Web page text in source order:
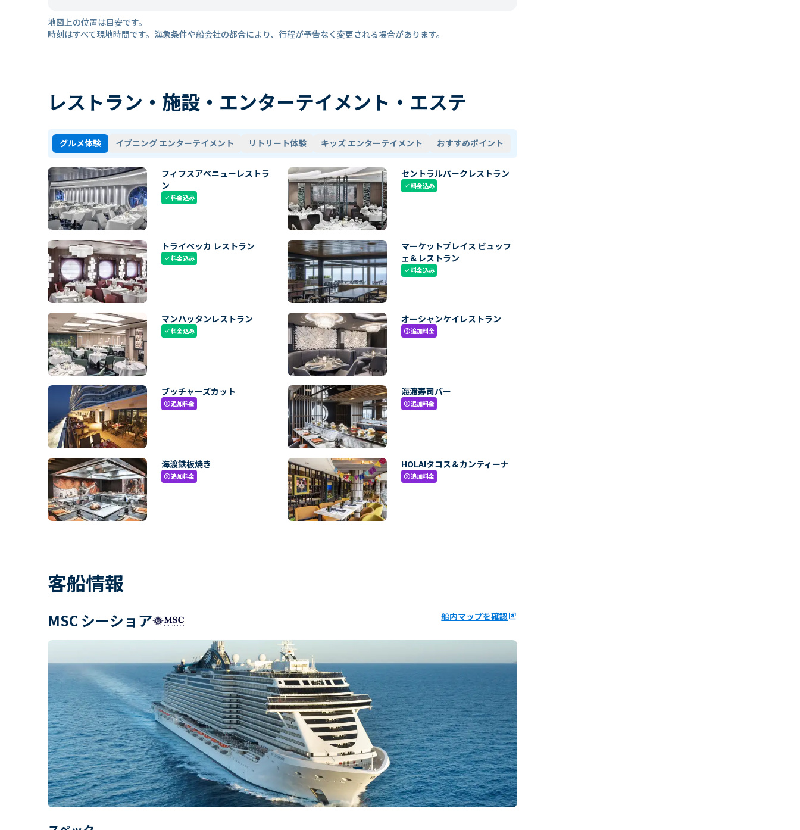
地図上の位置は目安です。
時刻はすべて現地時間です。海象条件や船会社の都合により、行程が予告なく変更される場合があります。
レストラン・施設・エンターテイメント・エステ
グルメ体験 イブニング エンターテイメント リトリート体験 キッズ エンターテイメント おすすめポイント
フィフスアベニューレストラ
ン
check料金込み
セントラルパークレストラン
check料金込み
トライベッカ レストラン
check料金込み
マーケットプレイス ビュッフ
ェ＆レストラン
check料金込み
マンハッタンレストラン
check料金込み
オーシャンケイレストラン
paid追加料金
ブッチャーズカット
paid追加料金
海渡寿司バー
paid追加料金
海渡鉄板焼き
paid追加料金
HOLA!タコス＆カンティーナ
paid追加料金
客船情報
MSC シーショア 船内マップを確認ungroup